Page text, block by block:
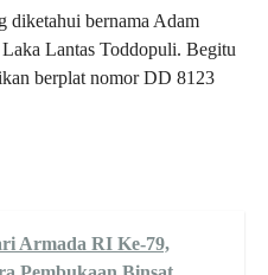
diketahui bernama Adam
Lantas Toddopuli. Begitu
berplat nomor DD 8123
Armada RI Ke-79,